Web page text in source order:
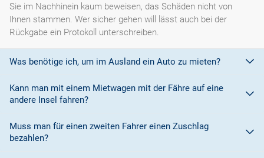
Sie im Nachhinein kaum beweisen, das Schäden nicht von
Ihnen stammen. Wer sicher gehen will lässt auch bei der
Rückgabe ein Protokoll unterschreiben.
Was benötige ich, um im Ausland ein Auto zu mieten?
Mit einem europäischen Führerschein ist es kein Problem ein
Fahrzeug zu mieten. In Europa und bei den meisten
Kann man mit einem Mietwagen mit der Fähre auf eine
andere Insel fahren?
Die meisten Fahrzeugvermieter erlauben aus Gründen des
Versicherungsschutzes an Bord eines Schiffes nicht, dass ihre
Muss man für einen zweiten Fahrer einen Zuschlag
bezahlen?